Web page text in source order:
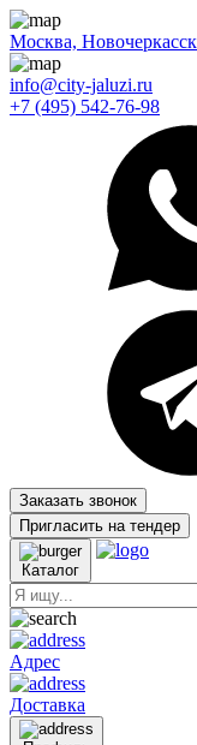
Москва,
info@city-jaluzi.ru
+7 (495) 542-76-98
Заказать звонок
Пригласить на тендер
Каталог
Адрес
Доставка